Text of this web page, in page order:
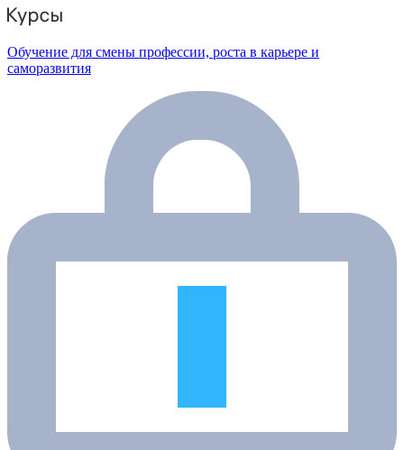
Обучение для смены профессии, роста в карьере и
саморазвития